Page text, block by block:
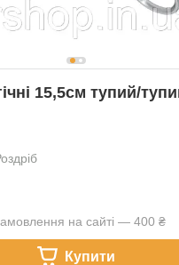
15,5см тупий/
на сайті — 400 ₴
Купити